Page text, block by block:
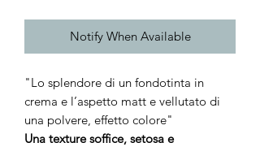
Notify When Available
"Lo splendore di un fondotinta in
crema e l’aspetto matt e vellutato di
una polvere, effetto colore"
Una texture soffice, setosa e